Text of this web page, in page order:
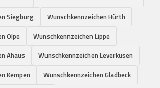
Siegburg
Wunschkennzeichen Hürth
Olpe
Wunschkennzeichen Lippe
Ahaus
Wunschkennzeichen Leverkusen
Kempen
Wunschkennzeichen Gladbeck